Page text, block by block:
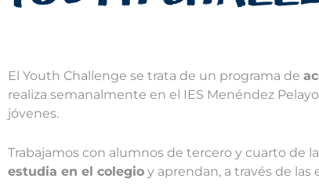
El Youth Challenge se trata de un programa de
realiza semanalmente en el IES Menéndez
jóvenes.
Trabajamos con alumnos de tercero y cuarto de
estudia en el colegio y aprendan, a través de